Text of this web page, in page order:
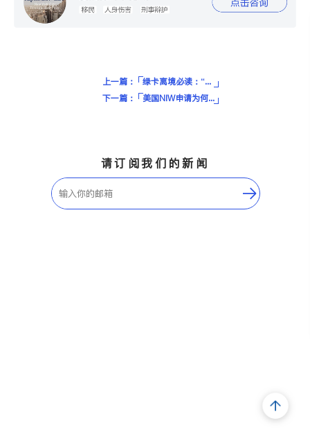
上一篇：
绿卡离境必读：“回美证”vs“回美纸”别再搞混了，误操作小心美国绿卡作废！
下一篇：
美国NIW申请为何越来越坑，2025绕开雇主担保已经不是捷径？
请订阅我们的新闻